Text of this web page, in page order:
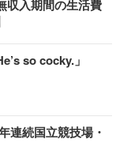
収入期間の生活費
so cocky.」
連続国立競技場・